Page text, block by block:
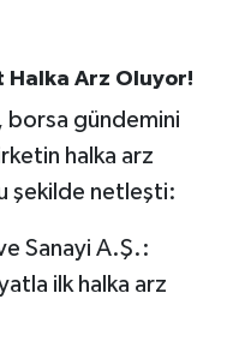
Halka Arz Oluyor!
borsa gündemini
halka arz
şekilde netleşti:
Sanayi A.Ş.:
ilk halka arz